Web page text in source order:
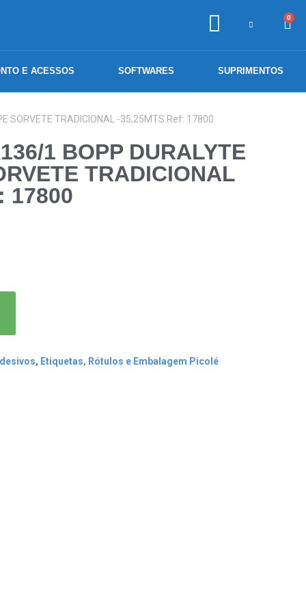
0
E ACESSOS SOFTWARES SUPRIMENTOS
SORVETE TRADICIONAL -35,25MTS Ref: 17800
1 BOPP DURALYTE
TRADICIONAL
17800
, Etiquetas, Rótulos e Embalagem Picolé